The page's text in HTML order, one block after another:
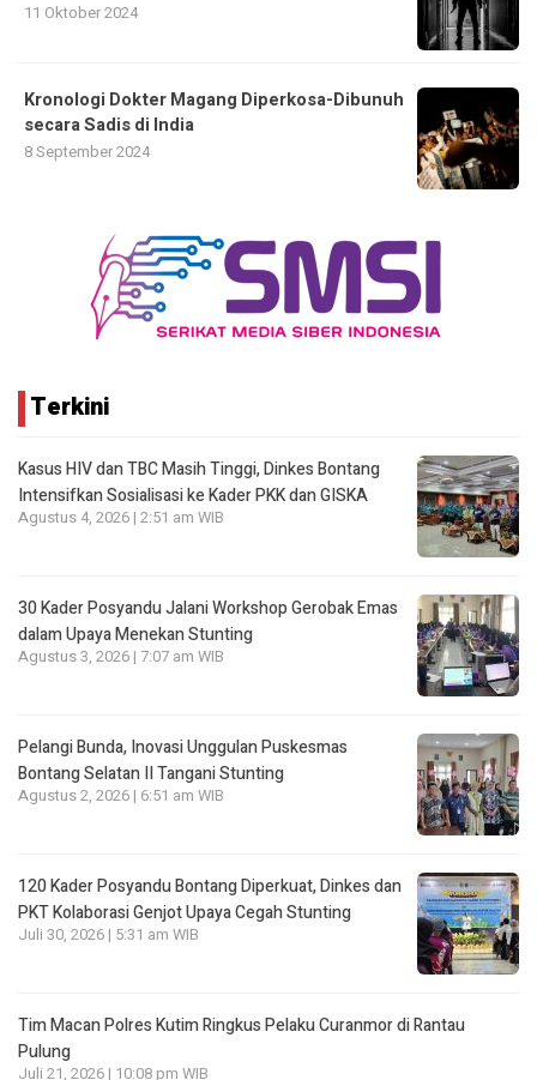
11 Oktober 2024
Kronologi Dokter Magang Diperkosa-Dibunuh
secara Sadis di India
8 September 2024
Terkini
Kasus HIV dan TBC Masih Tinggi, Dinkes Bontang
Intensifkan Sosialisasi ke Kader PKK dan GISKA
Agustus 4, 2026 | 2:51 am WIB
30 Kader Posyandu Jalani Workshop Gerobak Emas
dalam Upaya Menekan Stunting
Agustus 3, 2026 | 7:07 am WIB
Pelangi Bunda, Inovasi Unggulan Puskesmas
Bontang Selatan II Tangani Stunting
Agustus 2, 2026 | 6:51 am WIB
120 Kader Posyandu Bontang Diperkuat, Dinkes dan
PKT Kolaborasi Genjot Upaya Cegah Stunting
Juli 30, 2026 | 5:31 am WIB
Tim Macan Polres Kutim Ringkus Pelaku Curanmor di Rantau
Pulung
Juli 21, 2026 | 10:08 pm WIB